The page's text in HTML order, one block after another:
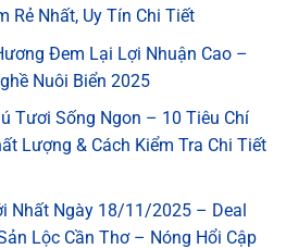
Rẻ Nhất, Uy Tín Chi Tiết
Đem Lại Lợi Nhuận Cao –
Nuôi Biển 2025
Tươi Sống Ngon – 10 Tiêu Chí
Lượng & Cách Kiểm Tra Chi Tiết
Nhất Ngày 18/11/2025 – Deal
Lộc Cần Thơ – Nóng Hổi Cập